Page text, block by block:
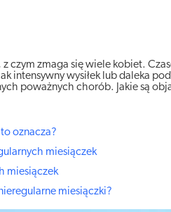
czym zmaga się wiele kobiet.
intensywny wysiłek lub daleka
poważnych chorób. Jakie są
oznacza?
miesiączek
miesiączek
miesiączki?